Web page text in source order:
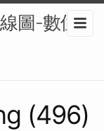
圖-數位
(496)